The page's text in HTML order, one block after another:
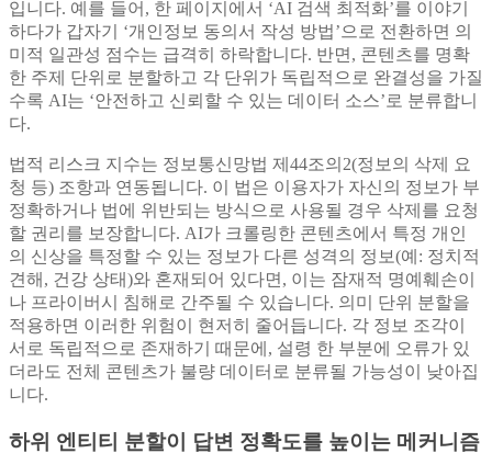
입니다. 예를 들어, 한 페이지에서 ‘AI 검색 최적화’를 이야기
하다가 갑자기 ‘개인정보 동의서 작성 방법’으로 전환하면 의
미적 일관성 점수는 급격히 하락합니다. 반면, 콘텐츠를 명확
한 주제 단위로 분할하고 각 단위가 독립적으로 완결성을 가질
수록 AI는 ‘안전하고 신뢰할 수 있는 데이터 소스’로 분류합니
다.
법적 리스크 지수는 정보통신망법 제44조의2(정보의 삭제 요
청 등) 조항과 연동됩니다. 이 법은 이용자가 자신의 정보가 부
정확하거나 법에 위반되는 방식으로 사용될 경우 삭제를 요청
할 권리를 보장합니다. AI가 크롤링한 콘텐츠에서 특정 개인
의 신상을 특정할 수 있는 정보가 다른 성격의 정보(예: 정치적
견해, 건강 상태)와 혼재되어 있다면, 이는 잠재적 명예훼손이
나 프라이버시 침해로 간주될 수 있습니다. 의미 단위 분할을
적용하면 이러한 위험이 현저히 줄어듭니다. 각 정보 조각이
서로 독립적으로 존재하기 때문에, 설령 한 부분에 오류가 있
더라도 전체 콘텐츠가 불량 데이터로 분류될 가능성이 낮아집
니다.
하위 엔티티 분할이 답변 정확도를 높이는 메커니즘